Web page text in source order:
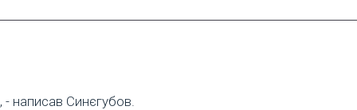
написав Синєгубов.